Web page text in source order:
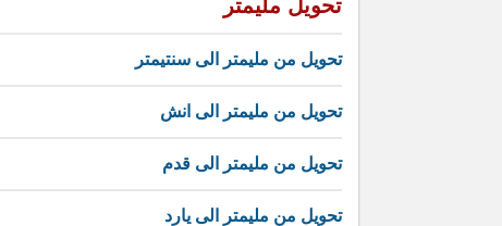
تحويل مليمتر
تحويل من مليمتر الى سنتيمتر
تحويل من مليمتر الى انش
تحويل من مليمتر الى قدم
تحويل من مليمتر الى يارد